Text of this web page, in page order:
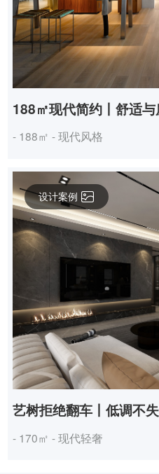
188㎡现代简约丨舒适
- 188㎡ - 现代风格
设计案例
艺树拒绝翻车丨低调不
- 170㎡ - 现代轻奢